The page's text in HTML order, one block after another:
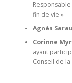
fin de vie »
Agnès
Corinne
ayant
Conseil de la